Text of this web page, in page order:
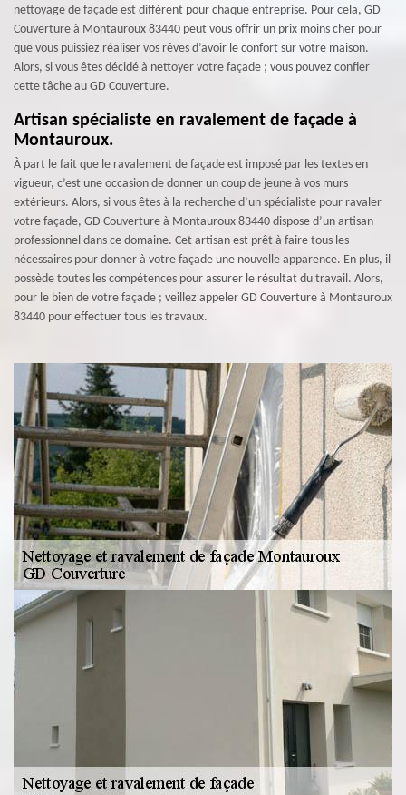
nettoyage de façade est différent pour chaque entreprise. Pour cela, GD
Couverture à Montauroux 83440 peut vous offrir un prix moins cher pour
que vous puissiez réaliser vos rêves d’avoir le confort sur votre maison.
Alors, si vous êtes décidé à nettoyer votre façade ; vous pouvez confier
cette tâche au GD Couverture.
Artisan spécialiste en ravalement de façade à
Montauroux.
À part le fait que le ravalement de façade est imposé par les textes en
vigueur, c’est une occasion de donner un coup de jeune à vos murs
extérieurs. Alors, si vous êtes à la recherche d’un spécialiste pour ravaler
votre façade, GD Couverture à Montauroux 83440 dispose d’un artisan
professionnel dans ce domaine. Cet artisan est prêt à faire tous les
nécessaires pour donner à votre façade une nouvelle apparence. En plus, il
possède toutes les compétences pour assurer le résultat du travail. Alors,
pour le bien de votre façade ; veillez appeler GD Couverture à Montauroux
83440 pour effectuer tous les travaux.